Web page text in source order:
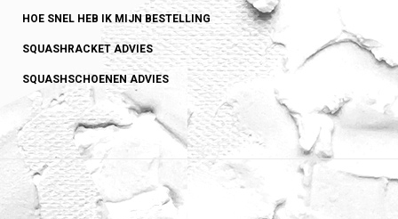
HOE SNEL HEB IK MIJN BESTELLING
SQUASHRACKET ADVIES
SQUASHSCHOENEN ADVIES